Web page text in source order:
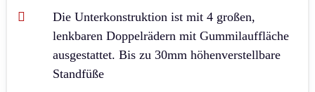
Die Unterkonstruktion ist mit 4 großen,
lenkbaren Doppelrädern mit Gummilauffläche
ausgestattet. Bis zu 30mm höhenverstellbare
Standfüße